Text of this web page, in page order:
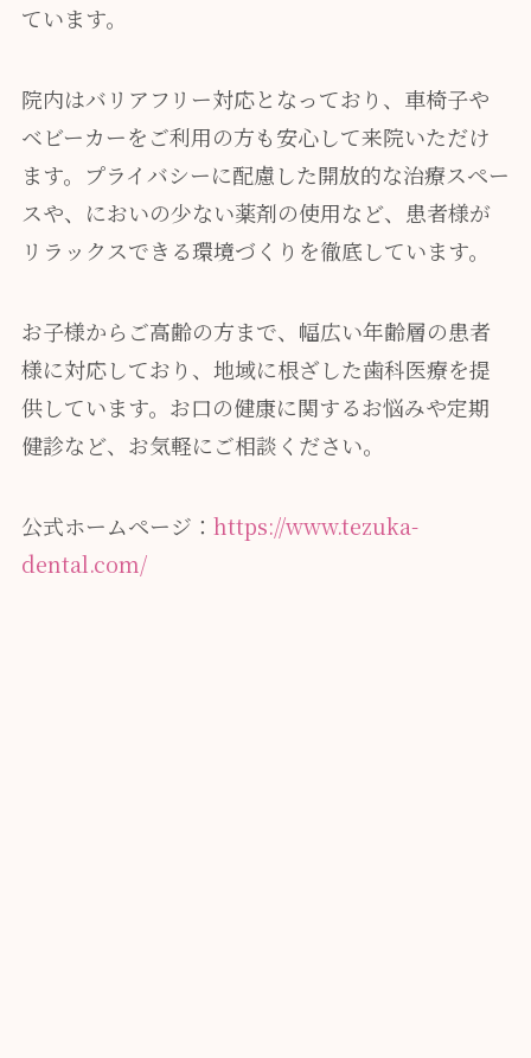
ています。
院内はバリアフリー対応となっており、車椅子や
ベビーカーをご利用の方も安心して来院いただけ
ます。プライバシーに配慮した開放的な治療スペー
スや、においの少ない薬剤の使用など、患者様が
リラックスできる環境づくりを徹底しています。
お子様からご高齢の方まで、幅広い年齢層の患者
様に対応しており、地域に根ざした歯科医療を提
供しています。お口の健康に関するお悩みや定期
健診など、お気軽にご相談ください。
公式ホームページ： https://www.tezuka-
dental.com/